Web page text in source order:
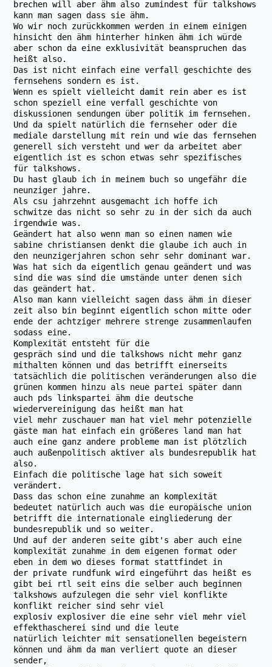
brechen will aber ähm also zumindest für talkshows
kann man sagen dass sie ähm.
Wo wir noch zurückkommen werden in einem einigen
hinsicht den ähm hinterher hinken ähm ich würde
aber schon da eine exklusivität beanspruchen das
heißt also.
Das ist nicht einfach eine verfall geschichte des
fernsehens sondern es ist.
Wenn es spielt vielleicht damit rein aber es ist
schon speziell eine verfall geschichte von
diskussionen sendungen über politik im fernsehen.
Und da spielt natürlich die fernseher oder die
mediale darstellung mit rein und wie das fernsehen
generell sich versteht und wer da arbeitet aber
eigentlich ist es schon etwas sehr spezifisches
für talkshows.
Du hast glaub ich in meinem buch so ungefähr die
neunziger jahre.
Als csu jahrzehnt ausgemacht ich hoffe ich
schwitze das nicht so sehr zu in der sich da auch
irgendwie was.
Geändert hat also wenn man so einen namen wie
sabine christiansen denkt die glaube ich auch in
den neunzigerjahren schon sehr sehr dominant war.
Was hat sich da eigentlich genau geändert und was
sind die was sind die umstände unter denen sich
das geändert hat.
Also man kann vielleicht sagen dass ähm in dieser
zeit also bin beginnt eigentlich schon mitte oder
ende der achtziger mehrere strenge zusammenlaufen
sodass eine.
Komplexität entsteht für die
gespräch sind und die talkshows nicht mehr ganz
mithalten können und das betrifft einerseits
tatsächlich die politischen veränderungen also die
grünen kommen hinzu als neue partei später dann
auch pds linkspartei ähm die deutsche
wiedervereinigung das heißt man hat
viel mehr zuschauer man hat viel mehr potenzielle
gäste man hat einfach ein größeres land man hat
auch eine ganz andere probleme man ist plötzlich
auch außenpolitisch aktiver als bundesrepublik hat
also.
Einfach die politische lage hat sich soweit
verändert.
Dass das schon eine zunahme an komplexität
bedeutet natürlich auch was die europäische union
betrifft die internationale eingliederung der
bundesrepublik und so weiter.
Und auf der anderen seite gibt's aber auch eine
komplexität zunahme in dem eigenen format oder
eben in dem wo dieses format stattfindet in
der private rundfunk wird eingeführt das heißt es
gibt bei rtl seit eins die selber auch beginnen
talkshows aufzulegen die sehr viel konflikte
konflikt reicher sind sehr viel
explosiv explosiver die eine sehr viel mehr viel
effekthascherei sind und die leute
natürlich leichter mit sensationellen begeistern
können und ähm da man verliert quote an dieser
sender,